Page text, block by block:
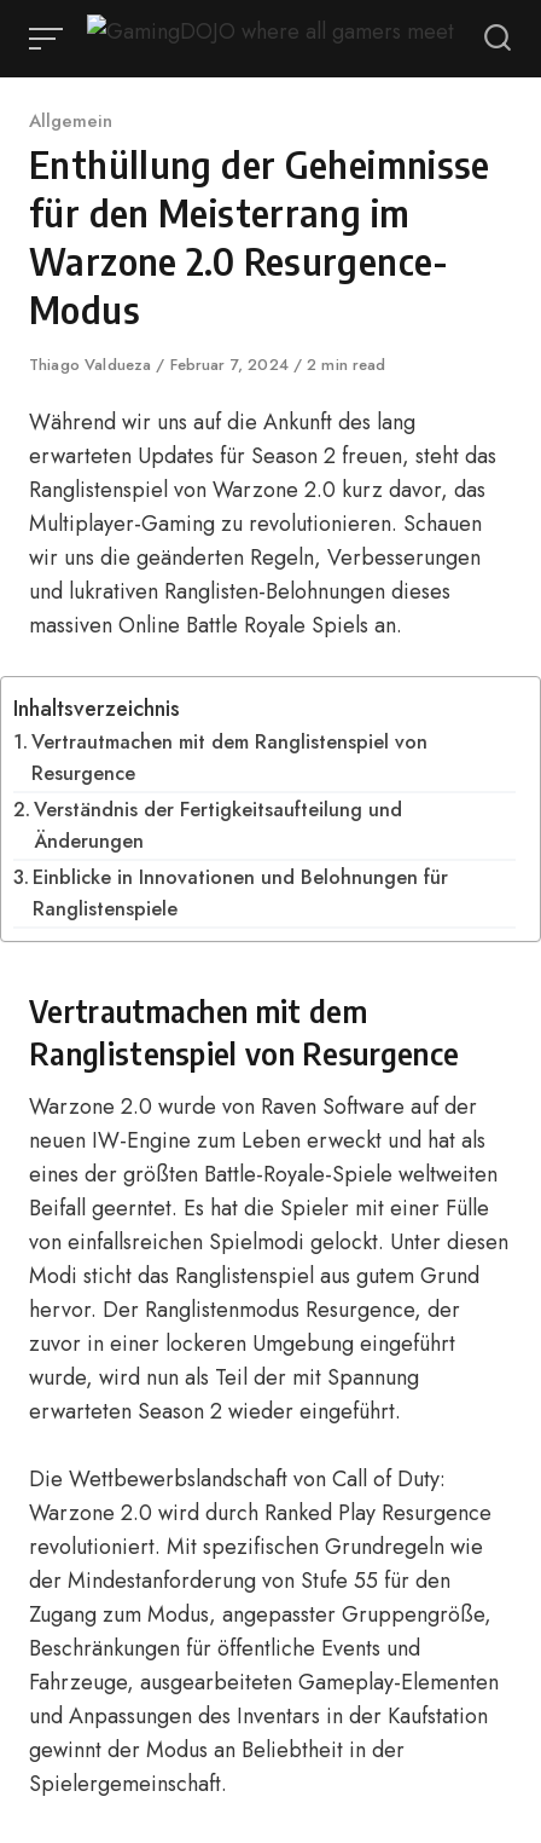
Inhalt
springen
Kategorie
Allgemein
Enthüllung der Geheimnisse
für den Meisterrang im
Warzone 2.0 Resurgence-
Modus
Autor
Thiago Valdueza
Veröffentlicht
Februar 7, 2024 2 min read
Während wir uns auf die Ankunft des lang
erwarteten Updates für Season 2 freuen, steht das
Ranglistenspiel von Warzone 2.0 kurz davor, das
Multiplayer-Gaming zu revolutionieren. Schauen
wir uns die geänderten Regeln, Verbesserungen
und lukrativen Ranglisten-Belohnungen dieses
massiven Online Battle Royale Spiels an.
Inhaltsverzeichnis
Vertrautmachen mit dem Ranglistenspiel von
Resurgence
Verständnis der Fertigkeitsaufteilung und
Änderungen
Einblicke in Innovationen und Belohnungen für
Ranglistenspiele
Vertrautmachen mit dem
Ranglistenspiel von Resurgence
Warzone 2.0 wurde von Raven Software auf der
neuen IW-Engine zum Leben erweckt und hat als
eines der größten Battle-Royale-Spiele weltweiten
Beifall geerntet. Es hat die Spieler mit einer Fülle
von einfallsreichen Spielmodi gelockt. Unter diesen
Modi sticht das Ranglistenspiel aus gutem Grund
hervor. Der Ranglistenmodus Resurgence, der
zuvor in einer lockeren Umgebung eingeführt
wurde, wird nun als Teil der mit Spannung
erwarteten Season 2 wieder eingeführt.
Die Wettbewerbslandschaft von Call of Duty:
Warzone 2.0 wird durch Ranked Play Resurgence
revolutioniert. Mit spezifischen Grundregeln wie
der Mindestanforderung von Stufe 55 für den
Zugang zum Modus, angepasster Gruppengröße,
Beschränkungen für öffentliche Events und
Fahrzeuge, ausgearbeiteten Gameplay-Elementen
und Anpassungen des Inventars in der Kaufstation
gewinnt der Modus an Beliebtheit in der
Spielergemeinschaft.